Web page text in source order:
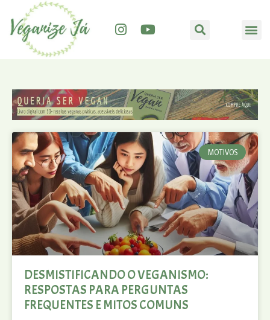
MOTIVOS
DESMISTIFICANDO O VEGANISMO:
RESPOSTAS PARA PERGUNTAS
FREQUENTES E MITOS COMUNS